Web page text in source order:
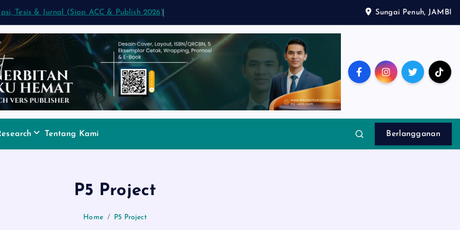
Tesis & Jurnal (Siap ACC & Publish 2026) Sungai Penuh, JAMBI
Tentang Kami Berlangganan
P5 Project
Home P5 Project